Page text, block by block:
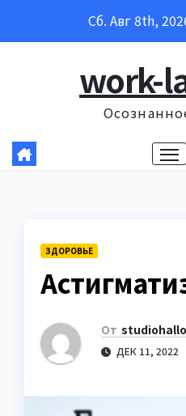
Сб. Авг 8th,
work-
ЗДОРОВЬЕ
От studiohallo_
ДЕК 11, 2022